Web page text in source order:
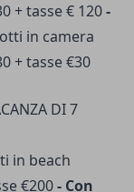
+ tasse € 120-
in camera
+ tasse €30
DI 7
in beach
€200- Con